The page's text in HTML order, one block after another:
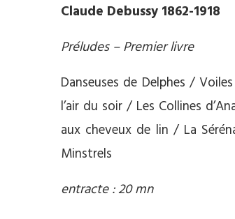
Claude Debussy 1862-1918
Préludes – Premier livre
Danseuses de Delphes /
l’air du soir / Les Collines
aux cheveux de lin / La
Minstrels
entracte : 20 mn